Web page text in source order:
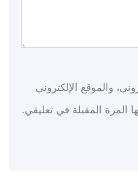
والموقع الإلكتروني
المرة المقبلة في تعليقي.